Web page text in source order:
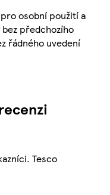
osobní použití a
předchozího
řádného uvedení
Tesco